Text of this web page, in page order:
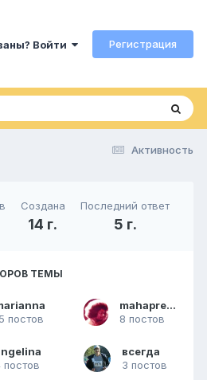
Войти Регистрация
Активность
Создана
14 г.
Последний ответ
5 г.
ТЕМЫ
постов
mahaprema
8 постов
постов
всегда
3 постов